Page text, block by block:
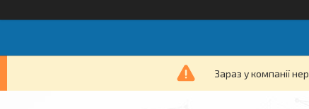
Зараз у компанії